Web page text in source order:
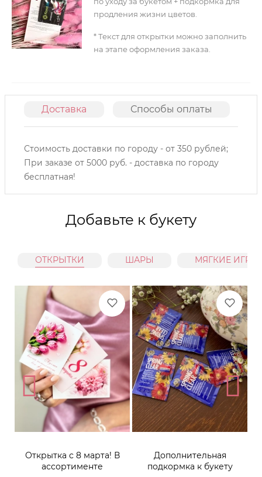
продления жизни цветов.
* Текст для открытки можно заполнить
на этапе оформления заказа.
Доставка Способы оплаты
Стоимость доставки по городу - от 350 рублей;
При заказе от 5000 руб. - доставка по городу
бесплатная!
Добавьте к букету
ОТКРЫТКИ ШАРЫ МЯГКИЕ
Открытка с 8 марта! В
ассортименте
Дополнительная
подкормка к букету